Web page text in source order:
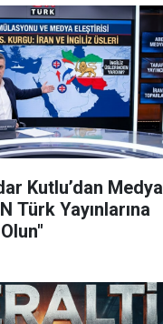
Kutlu’dan Medya
Türk Yayınlarına